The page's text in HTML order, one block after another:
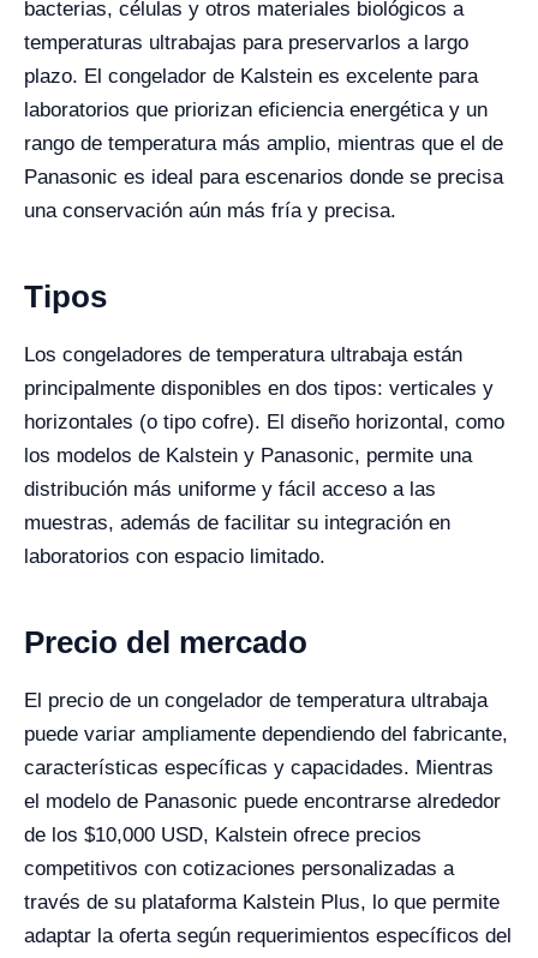
bacterias, células y otros materiales biológicos a
temperaturas ultrabajas para preservarlos a largo
plazo. El congelador de Kalstein es excelente para
laboratorios que priorizan eficiencia energética y un
rango de temperatura más amplio, mientras que el de
Panasonic es ideal para escenarios donde se precisa
una conservación aún más fría y precisa.
Tipos
Los congeladores de temperatura ultrabaja están
principalmente disponibles en dos tipos: verticales y
horizontales (o tipo cofre). El diseño horizontal, como
los modelos de Kalstein y Panasonic, permite una
distribución más uniforme y fácil acceso a las
muestras, además de facilitar su integración en
laboratorios con espacio limitado.
Precio del mercado
El precio de un congelador de temperatura ultrabaja
puede variar ampliamente dependiendo del fabricante,
características específicas y capacidades. Mientras
el modelo de Panasonic puede encontrarse alrededor
de los $10,000 USD, Kalstein ofrece precios
competitivos con cotizaciones personalizadas a
través de su plataforma Kalstein Plus, lo que permite
adaptar la oferta según requerimientos específicos del